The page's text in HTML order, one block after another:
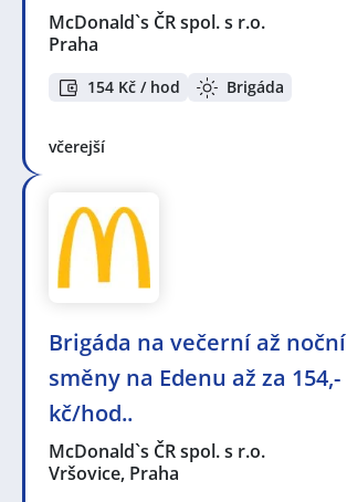
McDonald`s ČR spol. s r.o.
Praha
154 Kč / hod Brigáda
včerejší
Brigáda na večerní až noční
směny na Edenu až za 154,-
kč/hod..
McDonald`s ČR spol. s r.o.
Vršovice, Praha